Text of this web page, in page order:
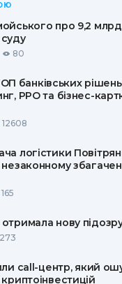
про 9,2
80
банківських
РРО та бізнес-
12608
логістики
165
нову
273
call-центр, який